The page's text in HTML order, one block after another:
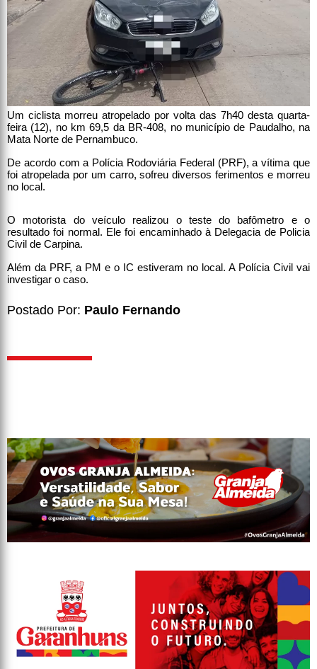
Um ciclista morreu atropelado por volta das 7h40 desta quarta-
feira (12), no km 69,5 da BR-408, no município de Paudalho, na
Mata Norte de Pernambuco.
De acordo com a Polícia Rodoviária Federal (PRF), a vítima que
foi atropelada por um carro, sofreu diversos ferimentos e morreu
no local.
O motorista do veículo realizou o teste do bafômetro e o
resultado foi normal. Ele foi encaminhado à Delegacia de Policia
Civil de Carpina.
Além da PRF, a PM e o IC estiveram no local. A Polícia Civil vai
investigar o caso.
Postado Por: Paulo Fernando